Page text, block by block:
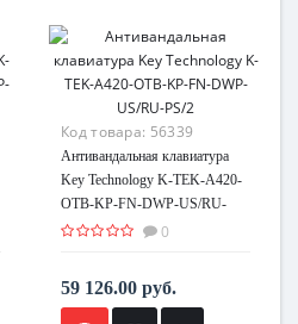
Код товара: 56339
Антивандальная клавиатура
Key Technology K-TEK-A420-
OTB-KP-FN-DWP-US/RU-
PS/2
0
59 126.00 руб.